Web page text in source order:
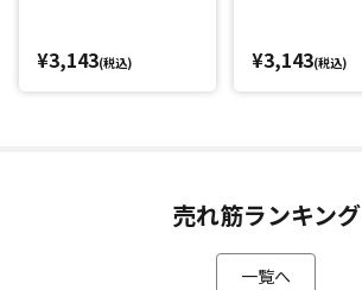
¥3,143(税込) ¥3,143(税込)
売れ筋ランキング
一覧へ